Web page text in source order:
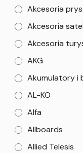
Akcesoria
Akcesoria
Akcesoria
AKG
Akumulatory i
AL-KO
Alfa
Allboards
Allied Telesis